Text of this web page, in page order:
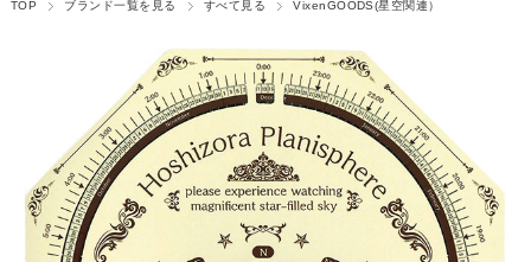
TOP ブランド一覧を見る すべて見る VixenGOODS(星空関連）